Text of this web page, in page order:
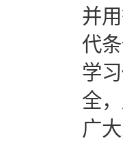
并
代
学
全
广